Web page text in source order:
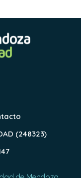
(248323)